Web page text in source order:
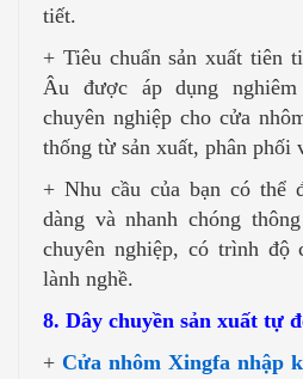
tiết.
+ Tiêu chuẩn sản xuất tiên
Âu được áp dụng
chuyên nghiệp cho cửa
thống từ sản xuất, phân phối
+ Nhu cầu của bạn có thể
dàng và nhanh chóng
chuyên nghiệp, có trình độ
lành nghề.
8. Dây chuyền sản xuất tự
+ Cửa nhôm Xingfa nhập